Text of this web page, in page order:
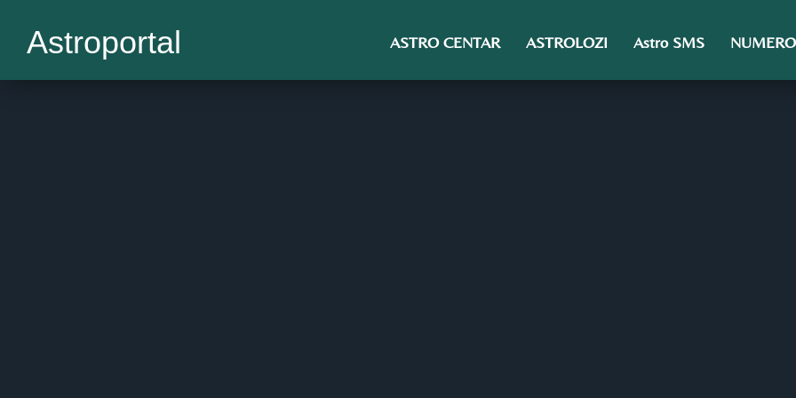
Astroportal ASTRO CENTAR ASTROLOZI Astro SMS